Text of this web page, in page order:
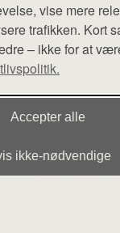
vise mere
trafikken. Kort
– ikke for at
Accepter alle
ikke‑nødvendige
Mail:
Cookie-
want.dk, der udgiver
af
sælges ikke varer fra
sælger varen. Vi